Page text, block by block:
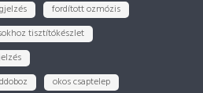
fordított ozmózis
tisztítókészlet
okos csaptelep